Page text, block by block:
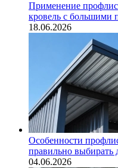
Применение
кровель с большими
18.06.2026
Особенности
правильно выбирать
04.06.2026